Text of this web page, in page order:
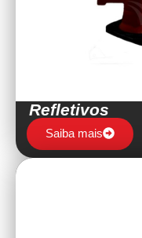
Refletivos
Saiba mais